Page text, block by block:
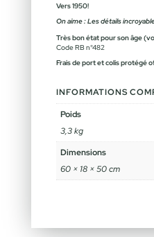
Vers 1950!
On aime : Les détails
Très bon état pour son âge
Code RB n°482
Frais de port et colis protégé
INFORMATIONS
Poids
3,3 kg
Dimensions
60 × 18 × 50 cm